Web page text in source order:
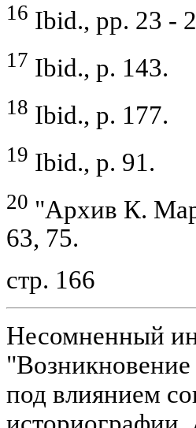
16 Ibid., pp. 23 -
17 Ibid., p. 143.
18 Ibid., p. 177.
19 Ibid., p. 91.
20 "Архив К.
63, 75.
стр. 166
Несомненный
под влиянием